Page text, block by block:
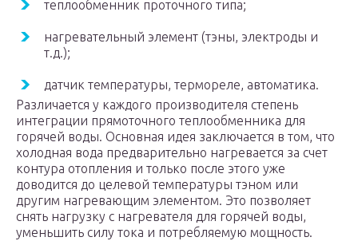
теплообменник проточного типа;
нагревательный элемент (тэны, электроды и
т.д.);
датчик температуры, термореле, автоматика.
Различается у каждого производителя степень
интеграции прямоточного теплообменника для
горячей воды. Основная идея заключается в том, что
холодная вода предварительно нагревается за счет
контура отопления и только после этого уже
доводится до целевой температуры тэном или
другим нагревающим элементом. Это позволяет
снять нагрузку с нагревателя для горячей воды,
уменьшить силу тока и потребляемую мощность.